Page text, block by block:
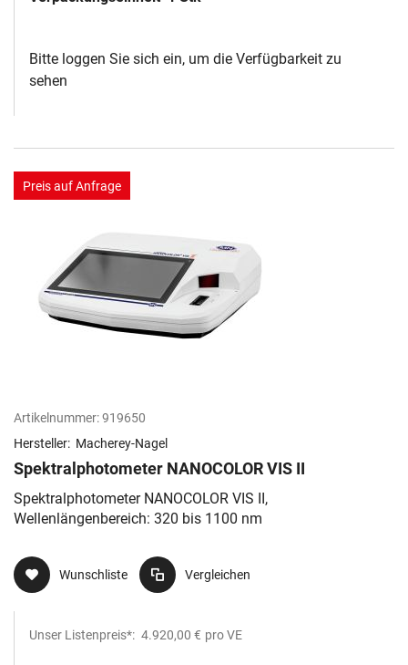
Bitte loggen Sie sich ein, um die Verfügbarkeit zu
sehen
Preis auf Anfrage
Artikelnummer:919650
Hersteller: Macherey-Nagel
Spektralphotometer NANOCOLOR VIS II
Spektralphotometer NANOCOLOR VIS II,
Wellenlängenbereich: 320 bis 1100 nm
Wunschliste Vergleichen
Unser Listenpreis*: 4.920,00 € pro VE